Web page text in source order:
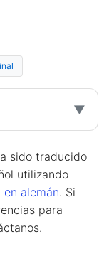
▼
sido traducido
utilizando
alemán. Si
para